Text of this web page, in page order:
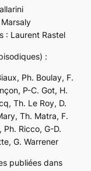
: Laurent Rastel
:
Ph. Boulay, F.
P-C. Got, H.
Th. Le Roy, D.
Th. Matra, F.
Ph. Ricco, G-D.
G. Warrener
publiées dans